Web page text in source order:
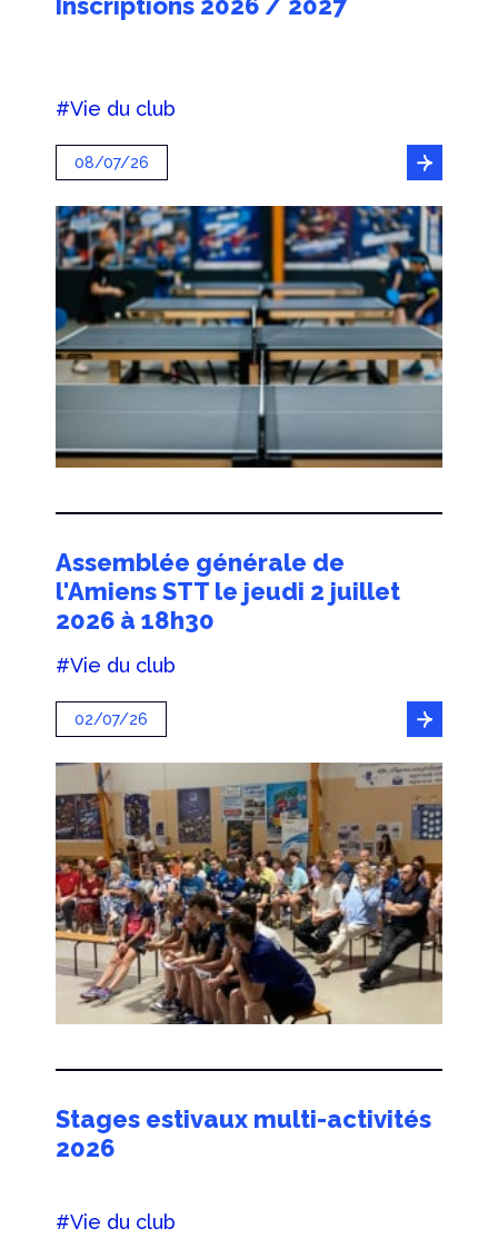
#Vie du club
08/07/26
Assemblée générale de
l'Amiens STT le jeudi 2 juillet
2026 à 18h30
#Vie du club
02/07/26
Stages estivaux multi-activités
2026
#Vie du club